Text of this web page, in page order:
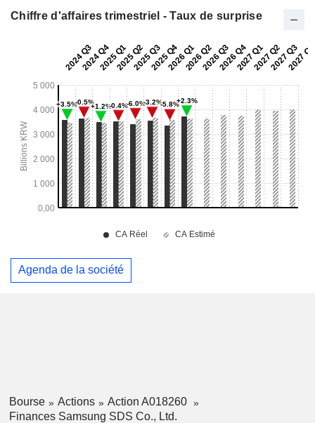
Chiffre d'affaires trimestriel - Taux de surprise
Agenda de la société
Bourse Actions
Action A018260
Finances Samsung SDS Co., Ltd.